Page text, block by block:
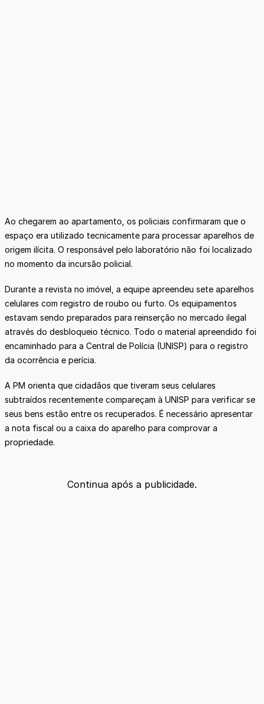
Ao chegarem ao apartamento, os policiais confirmaram que o
espaço era utilizado tecnicamente para processar aparelhos de
origem ilícita. O responsável pelo laboratório não foi localizado
no momento da incursão policial.
Durante a revista no imóvel, a equipe apreendeu sete aparelhos
celulares com registro de roubo ou furto. Os equipamentos
estavam sendo preparados para reinserção no mercado ilegal
através do desbloqueio técnico. Todo o material apreendido foi
encaminhado para a Central de Polícia (UNISP) para o registro
da ocorrência e perícia.
A PM orienta que cidadãos que tiveram seus celulares
subtraídos recentemente compareçam à UNISP para verificar se
seus bens estão entre os recuperados. É necessário apresentar
a nota fiscal ou a caixa do aparelho para comprovar a
propriedade.
Continua após a publicidade.